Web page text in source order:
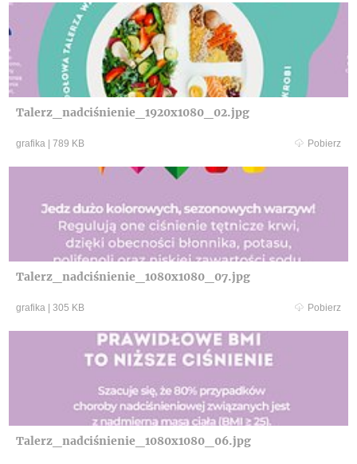
Talerz_nadciśnienie_1920x1080_02.jpg
grafika 789 KB Pobierz
Talerz_nadciśnienie_1080x1080_07.jpg
grafika 305 KB Pobierz
Talerz_nadciśnienie_1080x1080_06.jpg